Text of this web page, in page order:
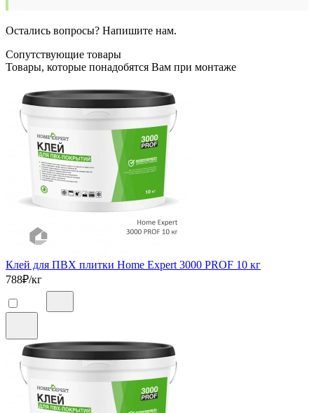
Остались вопросы? Напишите нам.
Сопутствующие товары
Товары, которые понадобятся Вам при монтаже
Клей для ПВХ плитки Home Expert 3000 PROF 10 кг
788₽/кг